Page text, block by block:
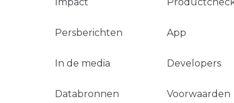
Persberichten
In de media
Databronnen
App
Developers
Voorwaarden